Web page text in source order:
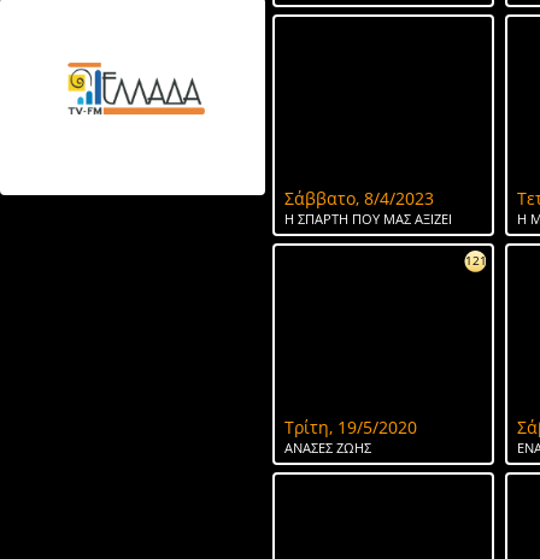
ΤΟ ΝΕΡΟ ΤΗΣ ΣΠΑΡΤΗΣ
Σάββατο, 8/4/2023
Η ΣΠΑΡΤΗ ΠΟΥ ΜΑΣ ΑΞΙΖΕΙ Η
121
Τρίτη, 19/5/2020
ΑΝΑΣΕΣ ΖΩΗΣ